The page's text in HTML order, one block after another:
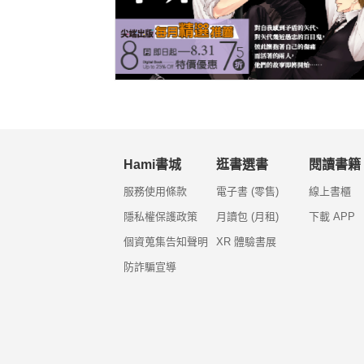
Hami書城
服務使用條款
隱私權保護政策
個資蒐集告知聲明
防詐騙宣導
逛書選書
電子書 (零售)
月讀包 (月租)
XR 體驗書展
閱讀書籍
線上書櫃
下載 APP